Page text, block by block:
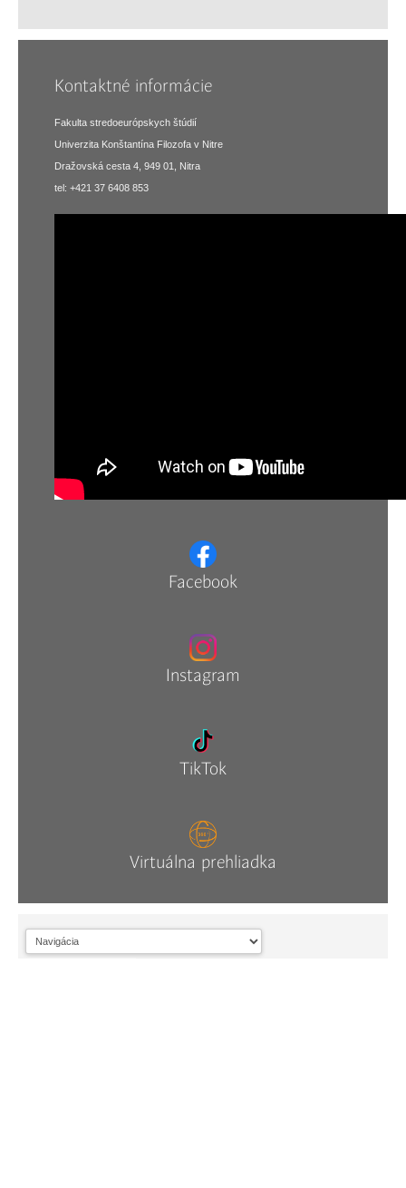
Kontaktné informácie
Fakulta stredoeurópskych štúdií
Univerzita Konštantína Filozofa v Nitre
Dražovská cesta 4, 949 01, Nitra
tel: +421 37 6408 853
Facebook
Instagram
TikTok
Virtuálna prehliadka